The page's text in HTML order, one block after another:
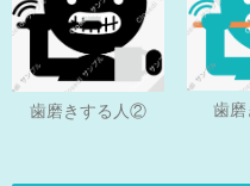
歯磨きする人② 歯磨